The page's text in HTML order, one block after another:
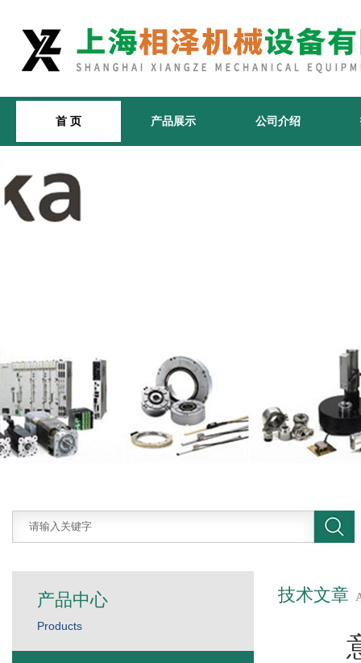
首 页 产品展示 公司介绍
技术文章
产品中心
Products